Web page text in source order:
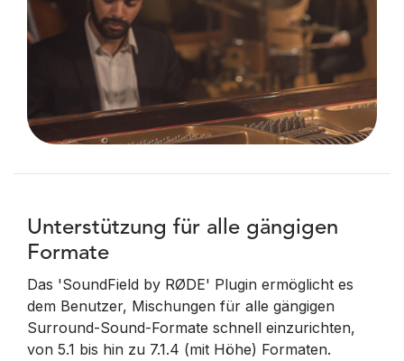
Unterstützung für alle gängigen
Formate
Das 'SoundField by RØDE' Plugin ermöglicht es
dem Benutzer, Mischungen für alle gängigen
Surround-Sound-Formate schnell einzurichten,
von 5.1 bis hin zu 7.1.4 (mit Höhe) Formaten.